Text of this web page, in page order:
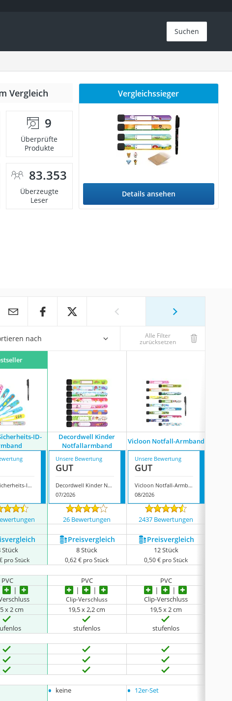
Suchen
Vergleich
9
Überprüfte
Produkte
83.353
Überzeugte
Leser
Vergleichssieger
Details ansehen
nach Alle Filter
zurücksetzen
ID-
Decordwell Kinder
Notfallarmband
Vicloon Notfall-Armband
Vicloon Sicherheits-ID-Armband
Unsere Bewertung
GUT
Decordwell Kinder Notfallarmband
07/2026
Unsere Bewertung
GUT
Vicloon Notfall-Armband
08/2026
26 Bewertungen 2437 Bewertungen
Preis­vergleich Preis­vergleich
Stück
pro Stück
8 Stück
0,62 € pro Stück
12 Stück
0,50 € pro Stück
PVC PVC
PVC
Clip-Verschluss Clip-Verschluss
x 2 cm 19,5 x 2,2 cm 19,5 x 2 cm
stufenlos stufenlos
• keine • 12er-Set